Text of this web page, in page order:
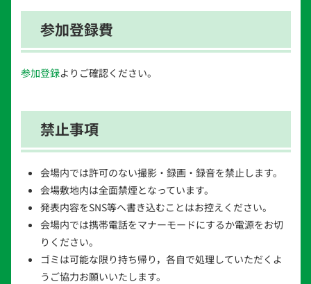
参加登録費
参加登録よりご確認ください。
禁止事項
会場内では許可のない撮影・録画・録音を禁止します。
会場敷地内は全面禁煙となっています。
発表内容をSNS等へ書き込むことはお控えください。
会場内では携帯電話をマナーモードにするか電源をお切
りください。
ゴミは可能な限り持ち帰り，各自で処理していただくよ
うご協力お願いいたします。